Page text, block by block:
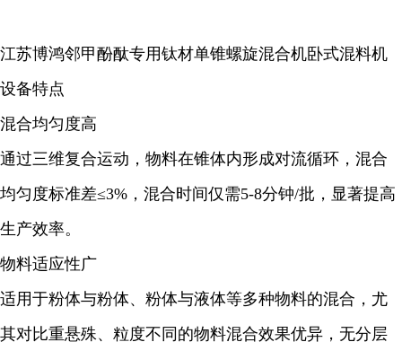
江苏博鸿邻甲酚酞专用钛材单锥螺旋混合机卧式混料机
设备特点
混合均匀度高
通过三维复合运动，物料在锥体内形成对流循环，混合
均匀度标准差≤3%，混合时间仅需5-8分钟/批，显著提高
生产效率。
物料适应性广
适用于粉体与粉体、粉体与液体等多种物料的混合，尤
其对比重悬殊、粒度不同的物料混合效果优异，无分层